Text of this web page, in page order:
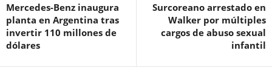
Mercedes-Benz inaugura
planta en Argentina tras
invertir 110 millones de
dólares
Surcoreano arrestado en
Walker por múltiples
cargos de abuso sexual
infantil